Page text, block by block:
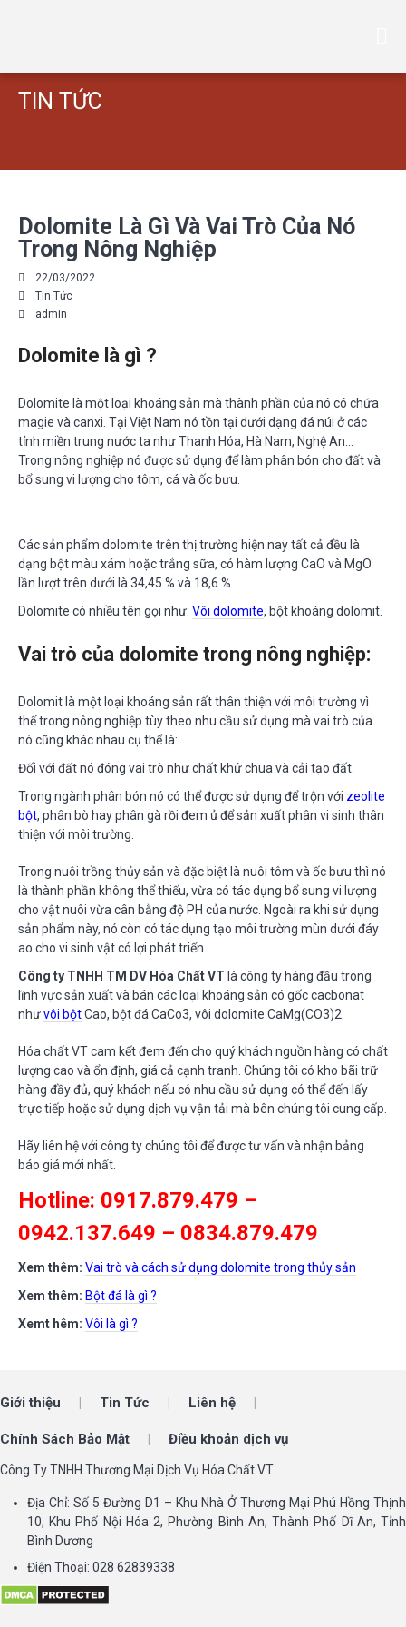
ZEOLITE HẠT – ZEOLITE BỘT
TUYỂN DỤNG
LIÊN HỆ
TIN TỨC
Dolomite Là Gì Và Vai Trò Của Nó
Trong Nông Nghiệp
22/03/2022
Tin Tức
admin
Dolomite là gì ?
Dolomite là một loại khoáng sản mà thành phần của nó có chứa
magie và canxi. Tại Việt Nam nó tồn tại dưới dạng đá núi ở các
tỉnh miền trung nước ta như Thanh Hóa, Hà Nam, Nghệ An…
Trong nông nghiệp nó được sử dụng để làm phân bón cho đất và
bổ sung vi lượng cho tôm, cá và ốc bưu.
Các sản phẩm dolomite trên thị trường hiện nay tất cả đều là
dạng bột màu xám hoặc trắng sữa, có hàm lượng CaO và MgO
lần lượt trên dưới là 34,45 % và 18,6 %.
Dolomite có nhiều tên gọi như: Vôi dolomite, bột khoáng dolomit.
Vai trò của dolomite trong nông nghiệp:
Dolomit là một loại khoáng sản rất thân thiện với môi trường vì
thế trong nông nghiệp tùy theo nhu cầu sử dụng mà vai trò của
nó cũng khác nhau cụ thể là:
Đối với đất nó đóng vai trò như chất khử chua và cải tạo đất.
Trong ngành phân bón nó có thể được sử dụng để trộn với zeolite
bột, phân bò hay phân gà rồi đem ủ để sản xuất phân vi sinh thân
thiện với môi trường.
Trong nuôi trồng thủy sản và đặc biệt là nuôi tôm và ốc bưu thì nó
là thành phần không thể thiếu, vừa có tác dụng bổ sung vi lượng
cho vật nuôi vừa cân bằng độ PH của nước. Ngoài ra khi sử dụng
sản phẩm này, nó còn có tác dụng tạo môi trường mùn dưới đáy
ao cho vi sinh vật có lợi phát triển.
Công ty TNHH TM DV Hóa Chất VT là công ty hàng đầu trong
lĩnh vực sản xuất và bán các loại khoáng sản có gốc cacbonat
nhưvôi bộtCao, bột đá CaCo3, vôi dolomite CaMg(CO3)2.
Hóa chất VT cam kết đem đến cho quý khách nguồn hàng có chất
lượng cao và ổn định, giá cả cạnh tranh. Chúng tôi có kho bãi trữ
hàng đầy đủ, quý khách nếu có nhu cầu sử dụng có thể đến lấy
trực tiếp hoặc sử dụng dịch vụ vận tải mà bên chúng tôi cung cấp.
Hãy liên hệ với công ty chúng tôi để được tư vấn và nhận bảng
báo giá mới nhất.
Hotline: 0917.879.479 –
0942.137.649 – 0834.879.479
Xem thêm: Vai trò và cách sử dụng dolomite trong thủy sản
Xem thêm: Bột đá là gì ?
Xemt hêm: Vôi là gì ?
Giới thiệu Tin Tức Liên hệ
Chính Sách Bảo Mật Điều khoản dịch vụ
Công Ty TNHH Thương Mại Dịch Vụ Hóa Chất VT
Địa Chỉ: Số 5 Đường D1 – Khu Nhà Ở Thương Mại Phú Hồng Thịnh
10, Khu Phố Nội Hóa 2, Phường Bình An, Thành Phố Dĩ An, Tỉnh
Bình Dương
Điện Thoại: 028 62839338